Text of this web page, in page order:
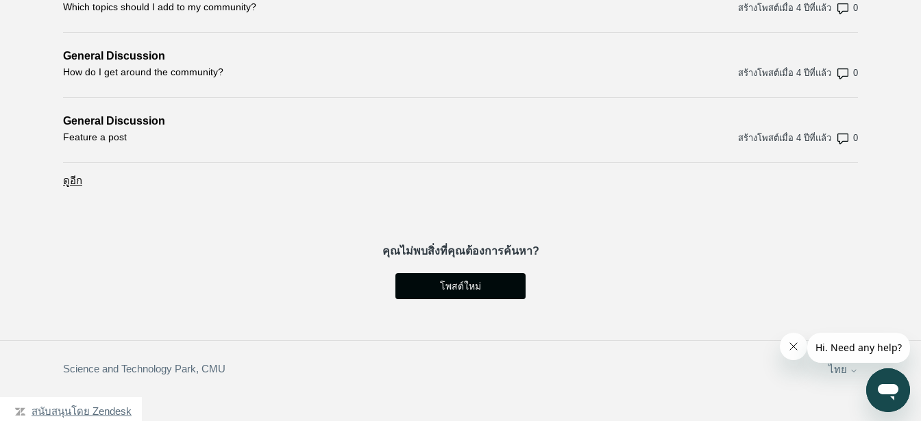
Which topics should I add to my community? สร้างโพสต์เมื่อ 4 ปีที่แล้ว จำนวนข้อคิดเห็
General Discussion
How do I get around the community? สร้างโพสต์เมื่อ 4 ปีที่แล้ว จำนวนข้อคิดเห็
General Discussion
Feature a post สร้างโพสต์เมื่อ 4 ปีที่แล้ว จำนวนข้อคิดเห็
ดูอีก
คุณไม่พบสิ่งที่คุณต้องการค้นหา?
โพสต์ใหม่
Science and Technology Park, CMU ไทย
สนับสนุนโดย Zendesk